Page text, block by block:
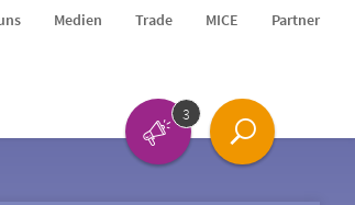
Medien Trade MICE Partner
3